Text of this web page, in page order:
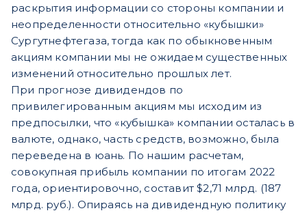
раскрытия информации со стороны компании и
неопределенности относительно «кубышки»
Сургутнефтегаза, тогда как по обыкновенным
акциям компании мы не ожидаем существенных
изменений относительно прошлых лет.
При прогнозе дивидендов по
привилегированным акциям мы исходим из
предпосылки, что «кубышка» компании осталась в
валюте, однако, часть средств, возможно, была
переведена в юань. По нашим расчетам,
совокупная прибыль компании по итогам 2022
года, ориентировочно, составит $2,71 млрд. (187
млрд. руб.). Опираясь на дивидендную политику